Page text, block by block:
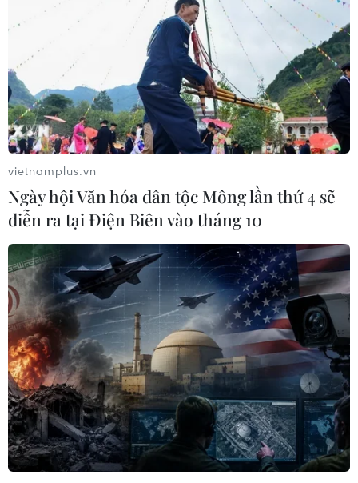
TIN CÙNG CHUYÊN MỤC
Liên hợp quốc kêu gọi chấm dứt tấn
vietnamplus.vn
Ngày hội Văn hóa dân tộc Mông lần thứ 4 sẽ
diễn ra tại Điện Biên vào tháng 10